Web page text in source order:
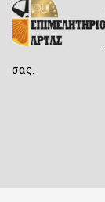
σας.